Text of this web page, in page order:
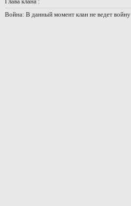
Война: В данный момент клан не ведет войну